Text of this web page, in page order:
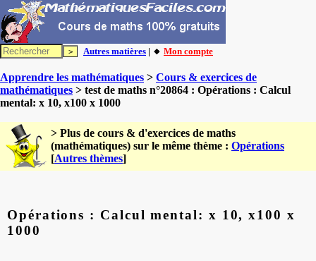
Autres matières | 🔸 Mon compte
Apprendre les mathématiques > Cours & exercices de
mathématiques > test de maths n°20864 : Opérations : Calcul
mental: x 10, x100 x 1000
> Plus de cours & d'exercices de maths
(mathématiques) sur le même thème : Opérations
[Autres thèmes]
Opérations : Calcul mental: x 10, x100 x
1000